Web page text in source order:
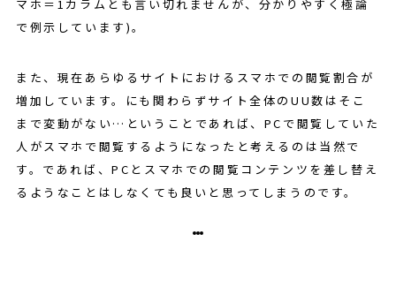
マホ＝1カラムとも言い切れませんが、分かりやすく極論
で例示しています)。
また、現在あらゆるサイトにおけるスマホでの閲覧割合が
増加しています。にも関わらずサイト全体のUU数はそこ
まで変動がない…ということであれば、PCで閲覧していた
人がスマホで閲覧するようになったと考えるのは当然で
す。であれば、PCとスマホでの閲覧コンテンツを差し替え
るようなことはしなくても良いと思ってしまうのです。